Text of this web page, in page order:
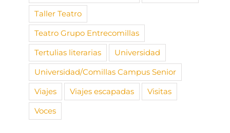
Taller Teatro
Teatro Grupo Entrecomillas
Tertulias literarias
Universidad
Universidad/Comillas Campus Senior
Viajes
Viajes escapadas
Visitas
Voces